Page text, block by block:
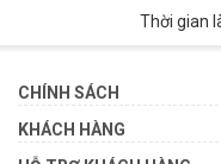
Thời gian
CHÍNH SÁCH
KHÁCH HÀNG